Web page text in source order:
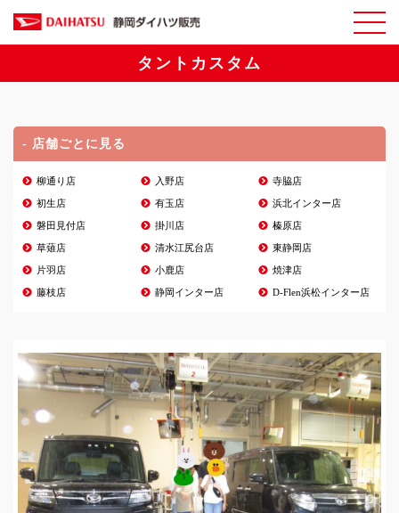
タントカスタム
- 店舗ごとに見る
柳通り店 入野店 寺脇店
初生店 有玉店 浜北インター店
磐田見付店 掛川店 榛原店
草薙店 清水江尻台店 東静岡店
片羽店 小鹿店 焼津店
藤枝店 静岡インター店 D-Flen浜松インター店